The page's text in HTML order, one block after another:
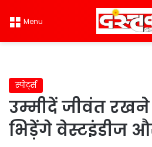
Menu
स्पोर्ट्स
उम्मीदें जीवंत
भिड़ेंगे वेस्टइंडीज